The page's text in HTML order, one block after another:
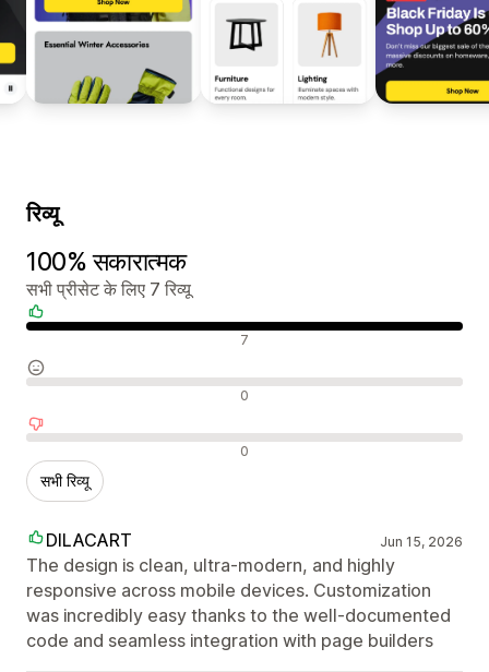
रिव्यू
100% सकारात्मक
सभी प्रीसेट के लिए 7 रिव्यू
7
0
0
सभी रिव्यू
DILACART Jun 15, 2026
The design is clean, ultra-modern, and highly
responsive across mobile devices. Customization
was incredibly easy thanks to the well-documented
code and seamless integration with page builders